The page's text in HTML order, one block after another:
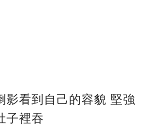
影看到自己的容貌 堅強
子裡吞